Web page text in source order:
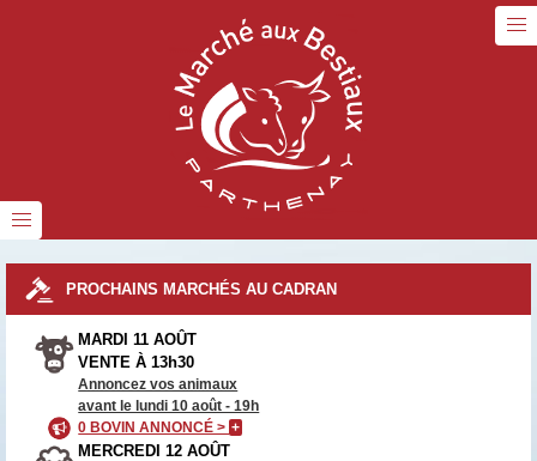
PROCHAINS MARCHÉS AU CADRAN
MARDI 11 AOÛT
VENTE À 13h30
Annoncez vos animaux
avant le lundi 10 août - 19h
0 BOVIN ANNONCÉ >+
MERCREDI 12 AOÛT